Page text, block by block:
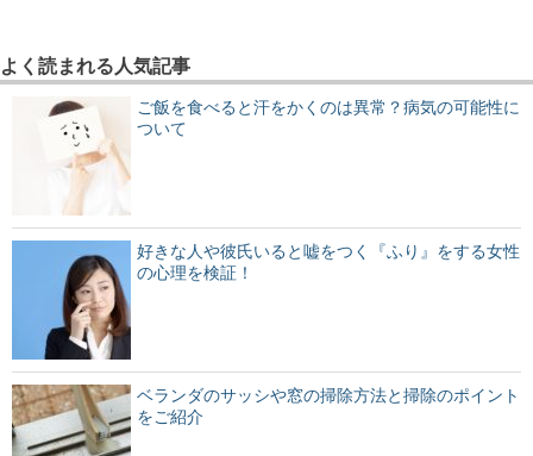
よく読まれる人気記事
ご飯を食べると汗をかくのは異常？病気の可能性に
ついて
好きな人や彼氏いると嘘をつく『ふり』をする女性
の心理を検証！
ベランダのサッシや窓の掃除方法と掃除のポイント
をご紹介